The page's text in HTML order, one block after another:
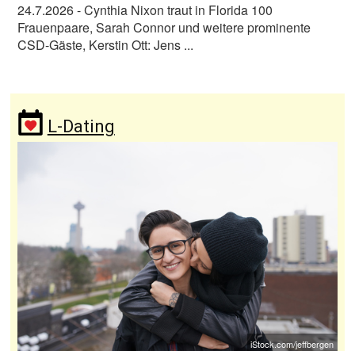
24.7.2026- Cynthia Nixon traut in Florida 100
Frauenpaare, Sarah Connor und weitere prominente
CSD-Gäste, Kerstin Ott: Jens ...
L-Dating
iStock.com/jeffbergen